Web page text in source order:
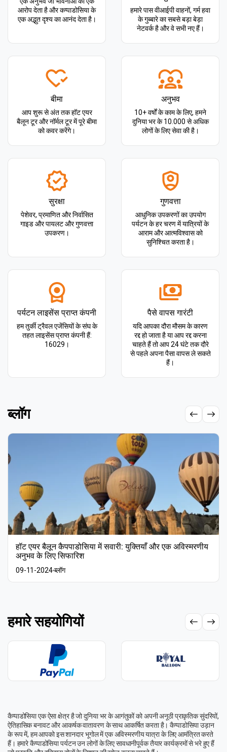
आरोप देता है और कप्पाडोसिया के
एक अद्भुत दृश्य का आनंद देता है।
हमारे पास वीआईपी वाहनों, गर्म हवा
के गुब्बारे का सबसे बड़ा बेड़ा
नेटवर्क है और वे सभी नए हैं।
बीमा
आप शुरू से अंत तक हॉट एयर
बैलून टूर और नॉर्मल टूर में पूरे बीमा
को कवर करेंगे।
अनुभव
10+ वर्षों के काम के लिए, हमने
दुनिया भर के 10.000 से अधिक
लोगों के लिए सेवा की है।
सुरक्षा
पेशेवर, प्रमाणित और निर्वासित
गाइड और पायलट और गुणवत्ता
उपकरण।
गुणवत्ता
आधुनिक उपकरणों का उपयोग
पर्यटन के हर चरण में यात्रियों के
आराम और आत्मविश्वास को
सुनिश्चित करता है।
पर्यटन लाइसेंस प्राप्त कंपनी
हम तुर्की ट्रैवल एजेंसियों के संघ के
तहत लाइसेंस प्राप्त कंपनी हैं:
16029।
पैसे वापस गारंटी
यदि आपका दौरा मौसम के कारण
रद्द हो जाता है या आप रद्द करना
चाहते हैं तो आप 24 घंटे तक दौरे
से पहले अपना पैसा वापस ले सकते
हैं।
ब्लॉग
हॉट एयर बैलून कैपपाडोसिया में सवारी: युक्तियाँ और एक अविस्मरणीय
अनुभव के लिए सिफारिश
09-11-2024ब्लॉग
हमारे सहयोगियों
कैप्पाडोसिया एक ऐसा क्षेत्र है जो दुनिया भर के आगंतुकों को अपनी अनूठी प्राकृतिक सुंदरियों,
ऐतिहासिक बनावट और आकर्षक वातावरण के साथ आकर्षित करता है। कैप्पाडोसिया उड़ान
के रूप में, हम आपको इस शानदार भूगोल में एक अविस्मरणीय यात्रा के लिए आमंत्रित करते
हैं। हमारे कैप्पाडोसिया पर्यटन उन लोगों के लिए सावधानीपूर्वक तैयार कार्यक्रमों से भरे हुए हैं